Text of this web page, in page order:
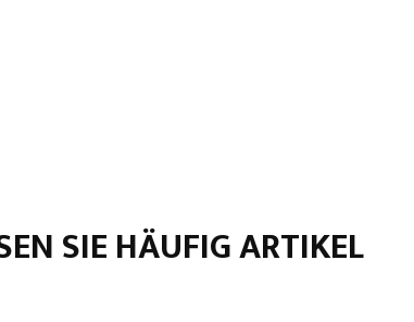
SIE HÄUFIG ARTIKEL